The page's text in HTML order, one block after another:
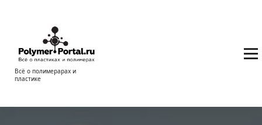
содержимому
Всё о полимерарах и
пластике